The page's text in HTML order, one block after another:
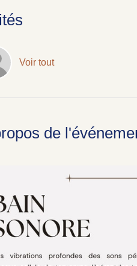
Voir tout
de